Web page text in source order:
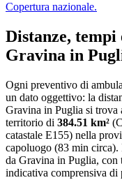
Copertura nazionale.
Distanze,
Gravina in
Ogni preventivo di
un dato oggettivo: la
Gravina in Puglia si trova
territorio di 384.51 km²
catastale E155) nella
capoluogo (83 min circa).
da Gravina in Puglia, con
indicativa comprensiva di